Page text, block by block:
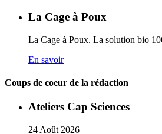
La Cage à Poux
La Cage à Poux. La solution bio
En savoir
Coups de coeur de la rédaction
Ateliers Cap Sciences
24 Août 2026